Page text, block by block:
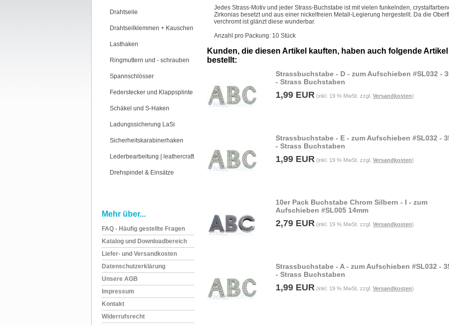
Drahtseile
Drahtseilklemmen + Kauschen
Lasthaken
Ringmuttern und - schrauben
Spannschlösser
Federstecker und Klappsplinte
Schäkel und S-Haken
Ladungssicherung LaSi
Sicherheitskarabinerhaken
Lederbearbeitung | leathercraft
Drehspindel & Einsätze
Mehr über...
FAQ - Häufig gestellte Fragen
Katalog und Downloadbereich
Liefer- und Versandkosten
Datenschutzerklärung
Unsere AGB
Impressum
Kontakt
Widerrufsrecht
Jedes Strass-Motiv und jeder Strass-Buchstabe ist mit vielen funkelnden,
Zirkonias besetzt und aus einer nickelfreien Metall-Legierung hergestellt. Da die
verchromt ist glänzt diese wunderbar.
Anzahl pro Packung: 10 Stück
Kunden, die diesen Artikel kauften, haben auch folgende Artikel
bestellt:
Strassbuchstabe - D - zum Aufschieben #SL032 -
- Strass Buchstaben
1,99 EUR (inkl. 19 % MwSt. zzgl. Versandkosten)
Strassbuchstabe - E - zum Aufschieben #SL032 -
- Strass Buchstaben
1,99 EUR (inkl. 19 % MwSt. zzgl. Versandkosten)
10er Pack Buchstabe Chrom Silbern - I - zum
Aufschieben #SL005 14mm
2,79 EUR (inkl. 19 % MwSt. zzgl. Versandkosten)
Strassbuchstabe - A - zum Aufschieben #SL032 -
- Strass Buchstaben
1,99 EUR (inkl. 19 % MwSt. zzgl. Versandkosten)